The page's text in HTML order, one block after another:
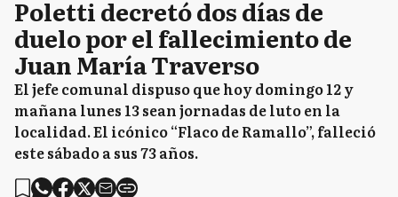
Poletti decretó dos días de
duelo por el fallecimiento de
Juan María Traverso
El jefe comunal dispuso que hoy domingo 12 y
mañana lunes 13 sean jornadas de luto en la
localidad. El icónico “Flaco de Ramallo”, falleció
este sábado a sus 73 años.